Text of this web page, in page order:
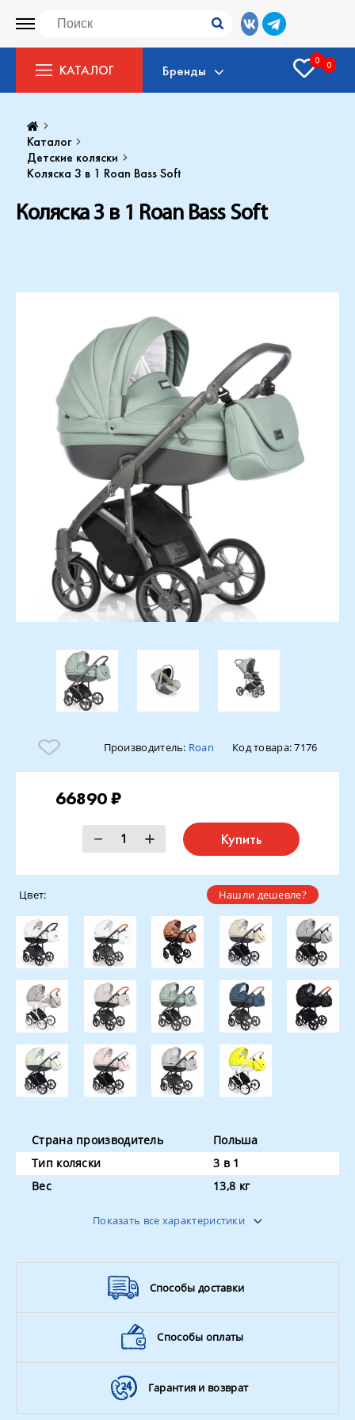
КАТАЛОГ Бренды
0 0
Каталог
Детские коляски
Коляска 3 в 1 Roan Bass Soft
Коляска 3 в 1 Roan Bass Soft
Производитель: Roan Код товара:7176
66890 ₽
Купить
Нашли дешевле?
Цвет:
Страна производитель
Польша
Тип коляски
3 в 1
Вес
13,8 кг
Показать все характеристики
Способы доставки
Способы оплаты
Гарантия и возврат